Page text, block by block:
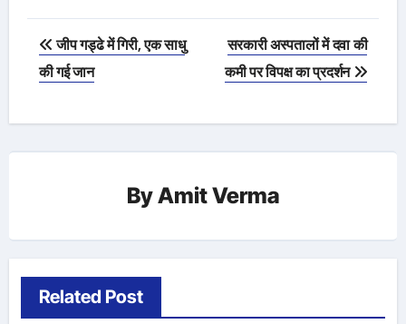
Post
navigation
जीप गड्ढे में गिरी, एक साधु
की गई जान
सरकारी अस्पतालों में दवा की
कमी पर विपक्ष का प्रदर्शन
ByAmit Verma
Related Post